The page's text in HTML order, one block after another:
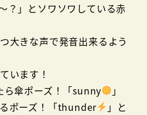
？」とソワソワしている赤
大きな声で発音出来るよう
います！
ら傘ポーズ！「sunny
」
ポーズ！「thunder
」と